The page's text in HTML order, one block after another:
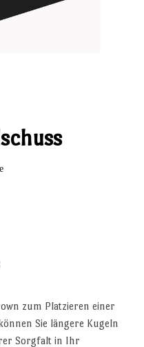
zum Platzieren einer
Sie längere Kugeln
Sorgfalt in Ihr